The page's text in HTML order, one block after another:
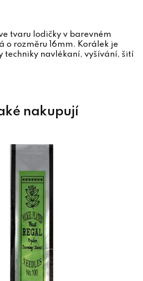
tvaru lodičky v barevném
o rozměru 16mm. Korálek je
techniky navlékaní, vyšívání, šití